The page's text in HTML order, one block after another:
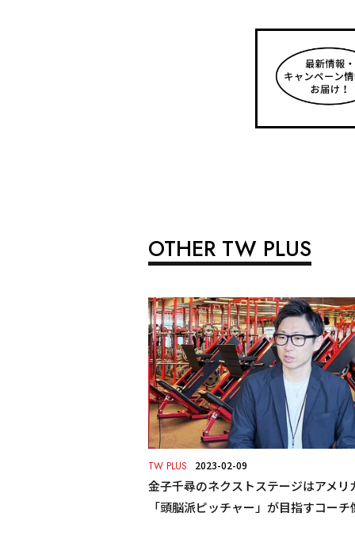
OTHER TW PLUS
TW PLUS 2023-02-09
金子千尋のネクストステージはアメリ
「頭脳派ピッチャー」が目指すコーチ